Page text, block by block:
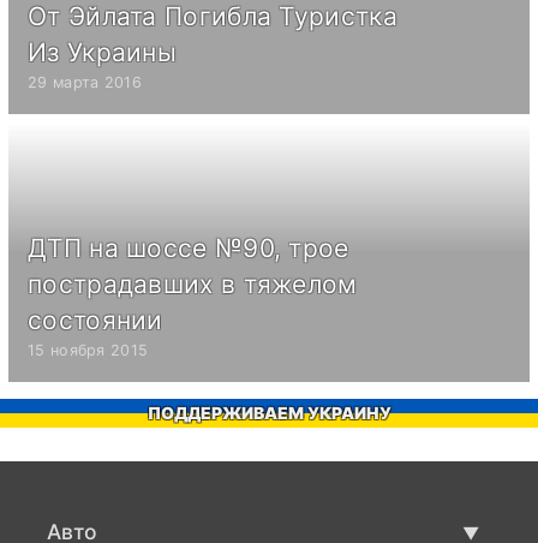
От Эйлата Погибла Туристка
Из Украины
29 марта 2016
ДТП на шоссе №90, трое
пострадавших в тяжелом
состоянии
15 ноября 2015
ПОДДЕРЖИВАЕМ УКРАИНУ
Авто